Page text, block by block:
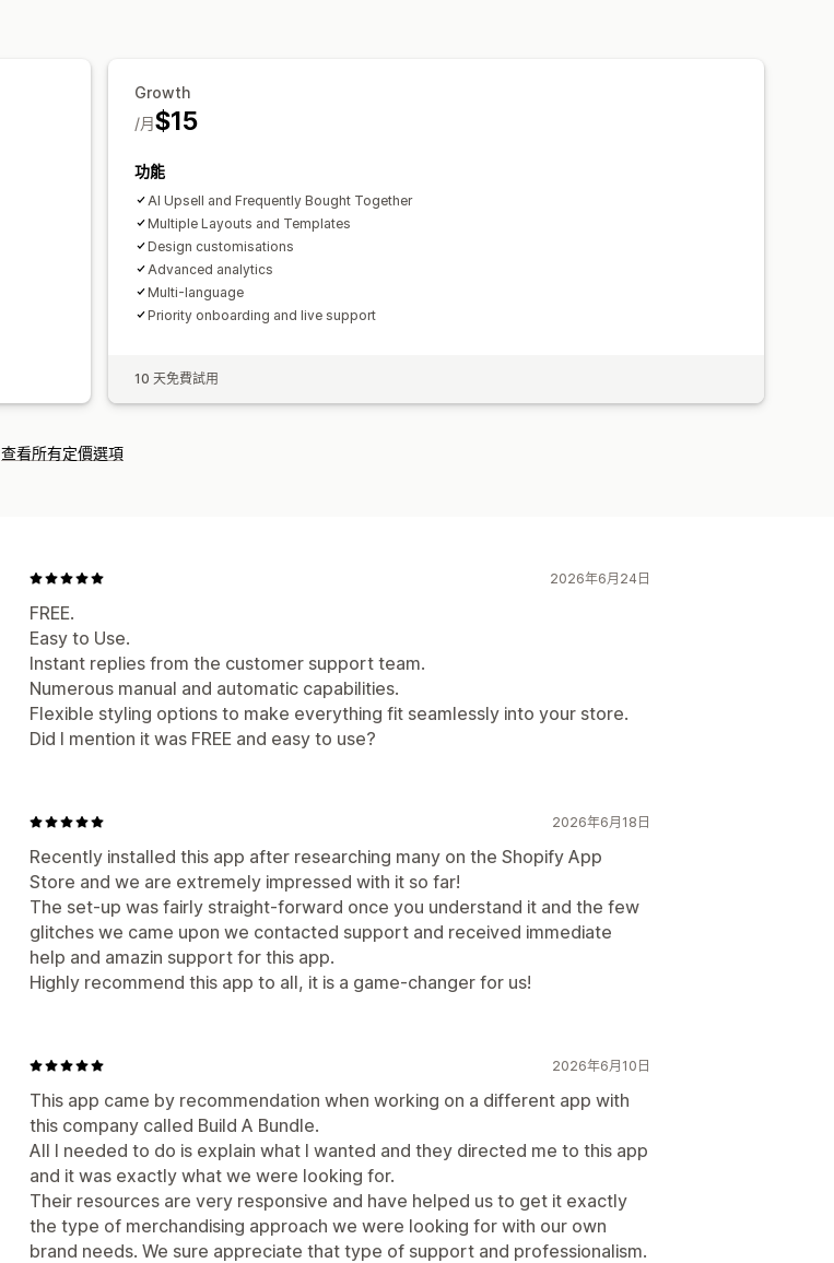
Growth
$15
/月
功能
AI Upsell and Frequently Bought Together
Multiple Layouts and Templates
Design customisations
Advanced analytics
Multi-language
Priority onboarding and live support
10 天免費試用
查看所有定價選項
2026年6月24日
FREE.
Easy to Use.
Instant replies from the customer support team.
Numerous manual and automatic capabilities.
Flexible styling options to make everything fit seamlessly into your store.
Did I mention it was FREE and easy to use?
2026年6月18日
Recently installed this app after researching many on the Shopify App
Store and we are extremely impressed with it so far!
The set-up was fairly straight-forward once you understand it and the few
glitches we came upon we contacted support and received immediate
help and amazin support for this app.
Highly recommend this app to all, it is a game-changer for us!
2026年6月10日
This app came by recommendation when working on a different app with
this company called Build A Bundle.
All I needed to do is explain what I wanted and they directed me to this app
and it was exactly what we were looking for.
Their resources are very responsive and have helped us to get it exactly
the type of merchandising approach we were looking for with our own
brand needs. We sure appreciate that type of support and professionalism.